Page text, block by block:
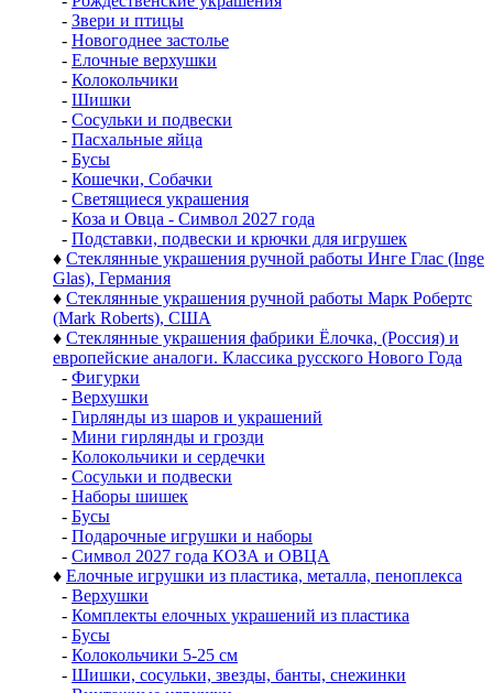
- Звери и птицы
- Новогоднее застолье
- Елочные верхушки
- Колокольчики
- Шишки
- Сосульки и подвески
- Пасхальные яйца
- Бусы
- Кошечки, Собачки
- Светящиеся украшения
- Коза и Овца - Символ 2027 года
- Подставки, подвески и крючки для игрушек
♦ Стеклянные украшения ручной работы Инге Глас (Inge
Glas), Германия
♦ Стеклянные украшения ручной работы Марк Робертс
(Mark Roberts), США
♦ Стеклянные украшения фабрики Ёлочка, (Россия) и
европейские аналоги. Классика русского Нового Года
- Фигурки
- Верхушки
- Гирлянды из шаров и украшений
- Мини гирлянды и грозди
- Колокольчики и сердечки
- Сосульки и подвески
- Наборы шишек
- Бусы
- Подарочные игрушки и наборы
- Символ 2027 года КОЗА и ОВЦА
♦ Елочные игрушки из пластика, металла, пеноплекса
- Верхушки
- Комплекты елочных украшений из пластика
- Бусы
- Колокольчики 5-25 см
- Шишки, сосульки, звезды, банты, снежинки